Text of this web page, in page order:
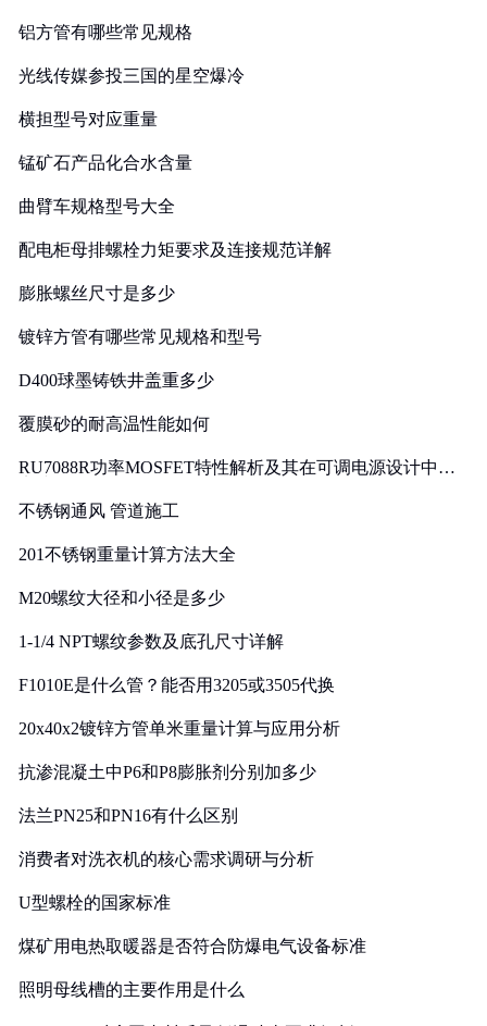
铝方管有哪些常见规格
光线传媒参投三国的星空爆冷
横担型号对应重量
锰矿石产品化合水含量
曲臂车规格型号大全
配电柜母排螺栓力矩要求及连接规范详解
膨胀螺丝尺寸是多少
镀锌方管有哪些常见规格和型号
D400球墨铸铁井盖重多少
覆膜砂的耐高温性能如何
RU7088R功率MOSFET特性解析及其在可调电源设计中的
不锈钢通风 管道施工
201不锈钢重量计算方法大全
M20螺纹大径和小径是多少
1-1/4 NPT螺纹参数及底孔尺寸详解
F1010E是什么管？能否用3205或3505代换
20x40x2镀锌方管单米重量计算与应用分析
抗渗混凝土中P6和P8膨胀剂分别加多少
法兰PN25和PN16有什么区别
消费者对洗衣机的核心需求调研与分析
U型螺栓的国家标准
煤矿用电热取暖器是否符合防爆电气设备标准
照明母线槽的主要作用是什么